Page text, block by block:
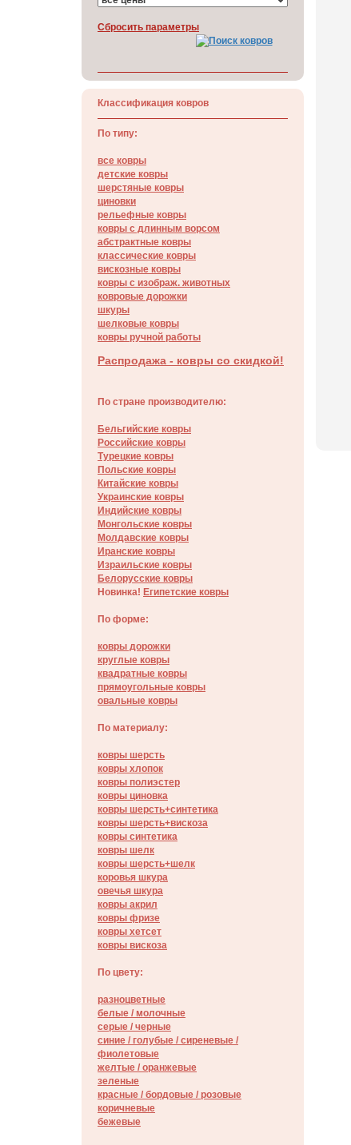
Cбросить параметры
Классификация ковров
По типу:
все ковры
детские ковры
шерстяные ковры
циновки
рельефные ковры
ковры с длинным ворсом
абстрактные ковры
классические ковры
вискозные ковры
ковры с изображ. животных
ковровые дорожки
шкуры
шелковые ковры
ковры ручной работы
Распродажа - ковры со скидкой!
По стране производителю:
Бельгийские ковры
Российские ковры
Турецкие ковры
Польские ковры
Китайские ковры
Украинские ковры
Индийские ковры
Монгольские ковры
Молдавские ковры
Иранские ковры
Израильские ковры
Белорусские ковры
Новинка! Египетские ковры
По форме:
ковры дорожки
круглые ковры
квадратные ковры
прямоугольные ковры
овальные ковры
По материалу:
ковры шерсть
ковры хлопок
ковры полиэстер
ковры циновка
ковры шерсть+синтетика
ковры шерсть+вискоза
ковры синтетика
ковры шелк
ковры шерсть+шелк
коровья шкура
овечья шкура
ковры акрил
ковры фризе
ковры хетсет
ковры вискоза
По цвету:
разноцветные
белые / молочные
серые / черные
синие / голубые / сиреневые /
фиолетовые
желтые / оранжевые
зеленые
красные / бордовые / poзовые
коричневые
бежевые